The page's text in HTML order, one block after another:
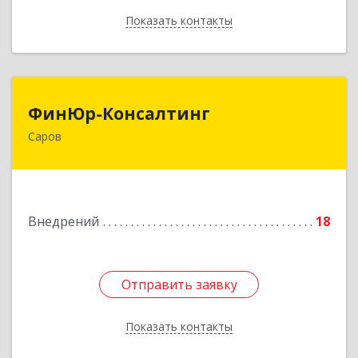
Показать контакты
Назад
ФинЮр-Консалтинг
Саров
Внедрений 18
Отправить заявку
Показать контакты
Отправить заявку
Назад